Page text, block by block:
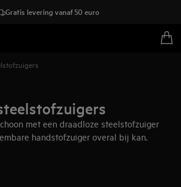
Gratis levering vanaf 50 euro
met een draadloze steelstofzuiger
handstofzuiger overal bij kan.